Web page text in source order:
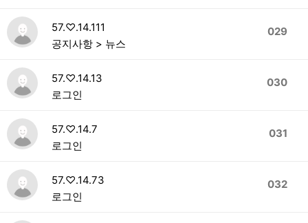
029
57.♡.14.111
공지사항 > 뉴스
030
57.♡.14.13
로그인
031
57.♡.14.7
로그인
032
57.♡.14.73
로그인